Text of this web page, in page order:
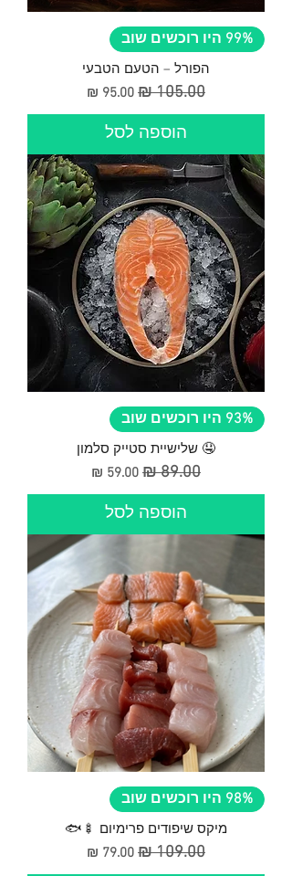
99% היו רוכשים שוב
הפורל – הטעם הטבעי
מחיר רגיל מחיר מבצע
הוספה לסל
93% היו רוכשים שוב
🤤 שלישיית סטייק סלמון
מחיר רגיל מחיר מבצע
הוספה לסל
98% היו רוכשים שוב
מיקס שיפודים פרימיום 🍢🐟
מחיר רגיל מחיר מבצע